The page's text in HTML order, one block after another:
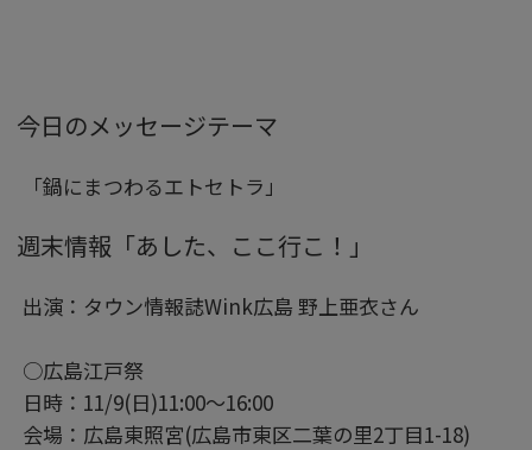
今日のメッセージテーマ
「鍋にまつわるエトセトラ」
週末情報「あした、ここ行こ！」
出演：タウン情報誌Wink広島 野上亜衣さん
○広島江戸祭
日時：11/9(日)11:00～16:00
会場：広島東照宮(広島市東区二葉の里2丁目1-18)